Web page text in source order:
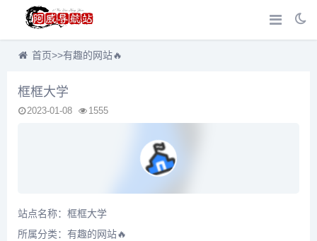
首页>>有趣的网站🔥
框框大学
2023-01-08 1555
站点名称：框框大学
所属分类： 有趣的网站🔥